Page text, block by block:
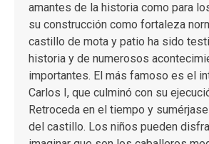
amantes de la historia como para
su construcción como fortaleza
castillo de mota y patio ha sido
historia y de numerosos
importantes. El más famoso es el
Carlos I, que culminó con su
Retroceda en el tiempo y
del castillo. Los niños pueden